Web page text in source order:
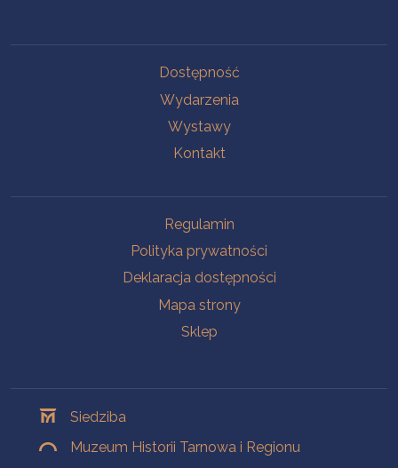
Dostępność
Wydarzenia
Wystawy
Kontakt
Regulamin
Polityka prywatności
Deklaracja dostępności
Mapa strony
Sklep
Siedziba
Muzeum Historii Tarnowa i Regionu